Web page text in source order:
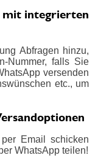
mit integrierten
Abfragen hinzu,
Nummer, falls Sie
versenden
etc., um
Email schicken
WhatsApp teilen!